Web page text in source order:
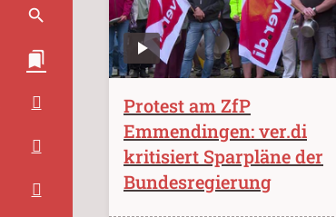
Protest am ZfP
Emmendingen: ver.di
kritisiert Sparpläne der
Bundesregierung